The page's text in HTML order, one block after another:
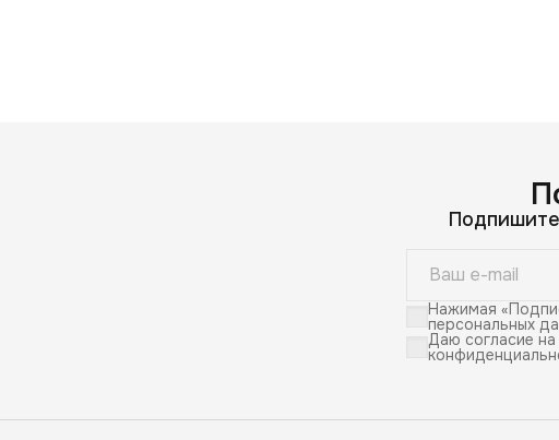
Нажимая
персональных
Даю согласие на